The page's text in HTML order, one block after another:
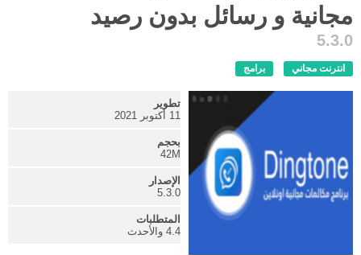
مجانية و رسائل بدون رصيد
5.3.0
انترنت مجاني برامج
تطوير
11 أكتوبر 2021
بحجم
42M
الإصدار
5.3.0
المتطلبات
4.4 والأحدث